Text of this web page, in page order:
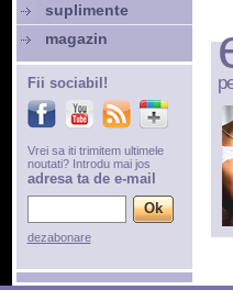
suplimente
magazin
Fii sociabil!
Vrei sa iti trimitem ultimele
noutati? Introdu mai jos
adresa ta de e-mail
dezabonare